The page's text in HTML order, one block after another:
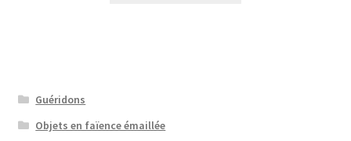
Guéridons
Objets en faïence émaillée